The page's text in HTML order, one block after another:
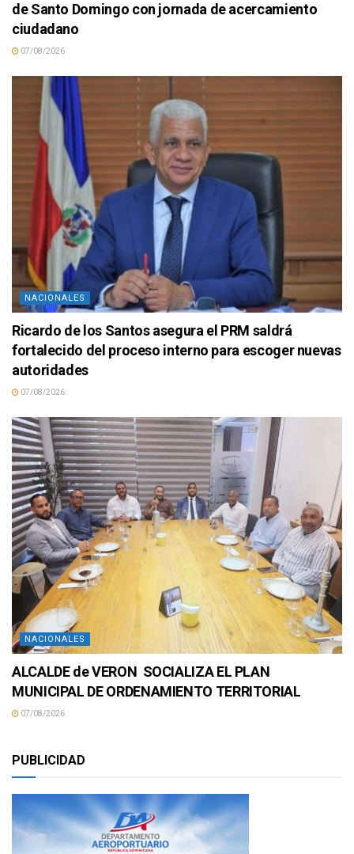
de Santo Domingo con jornada de acercamiento
ciudadano
07/08/2026
NACIONALES
Ricardo de los Santos asegura el PRM saldrá
fortalecido del proceso interno para escoger nuevas
autoridades
07/08/2026
NACIONALES
ALCALDE de VERON SOCIALIZA EL PLAN
MUNICIPAL DE ORDENAMIENTO TERRITORIAL
07/08/2026
PUBLICIDAD